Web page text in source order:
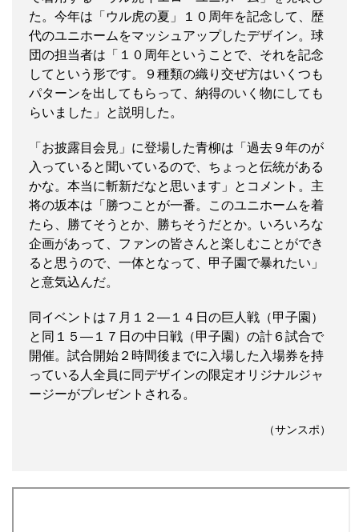
た。今年は「ウル虎の夏」１０周年を記念して、歴
代のユニホームをマッシュアップしたデザイン。球
団の担当者は「１０周年ということで、それを記念
してという形です。９種類の織り交ぜ方はいくつも
パターンを出してもらって、納得のいく物にしても
らいました」と説明した。
「お披露目会見」に登場した青柳は「過去９年のが
入っていると聞いているので、ちょっと伝統がある
かな。本当に斬新だなと思います」とコメント。主
将の坂本は「勝つことが一番。このユニホームを着
たら、勝てそうとか、勝ちそうだとか。いろいろな
企画があって、ファンの皆さんと楽しむことができ
ると思うので、一体となって、甲子園で暴れたい」
と意気込んだ。
同イベントは７月１２―１４日の巨人戦（甲子園）
と同１５―１７日の中日戦（甲子園）の計６試合で
開催。試合開始２時間後までに入場した入場券を持
っている人全員に同デザインの限定オリジナルジャ
ージーがプレゼントされる。
（サンスポ）